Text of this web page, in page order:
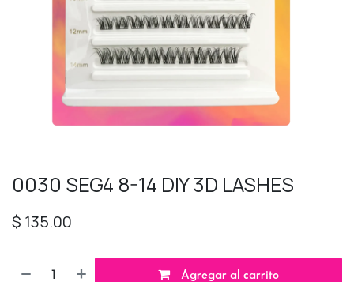
0030 SEG4 8-14 DIY 3D LASHES
$ 135.00
Agregar al carrito